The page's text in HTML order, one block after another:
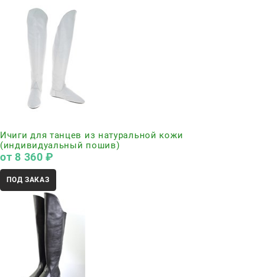
Ичиги для танцев из натуральной кожи
(индивидуальный пошив)
от8 360 ₽
ПОД ЗАКАЗ